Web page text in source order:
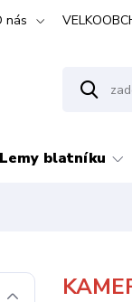
nás
Lemy blatníku